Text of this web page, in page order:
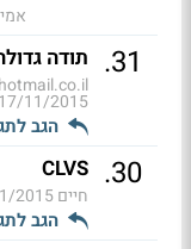
31
. תודה
17/11/2015 08:06
הגב
30
.
CLVS
חיים00:15
הגב